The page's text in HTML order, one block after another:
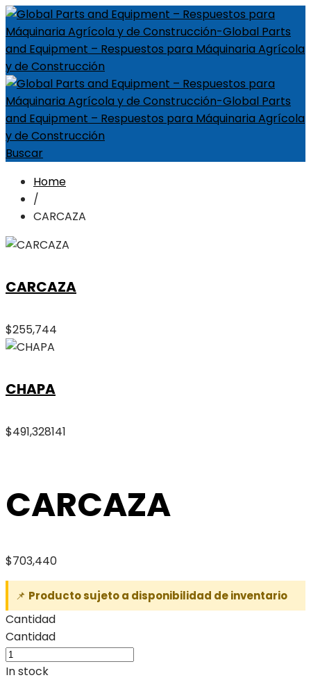
Buscar
Home
/
CARCAZA
CARCAZA
$255,744
CHAPA
$491,328141
CARCAZA
$703,440
📌 Producto sujeto a disponibilidad de inventario
Cantidad
Cantidad
In stock